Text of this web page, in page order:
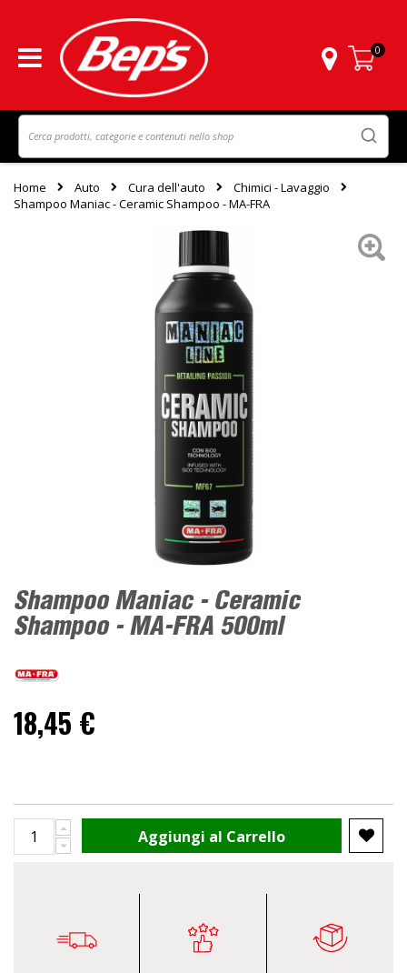
Carrello
0
Home Auto Cura dell'auto
Chimici - Lavaggio
Shampoo Maniac - Ceramic Shampoo - MA-FRA
Shampoo Maniac - Ceramic
Shampoo - MA-FRA 500ml
18,45 €
Aggiungi al Carrello